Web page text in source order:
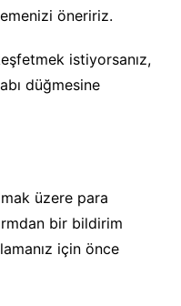
öneririz.
istiyorsanız,
düğmesine
üzere para
bir bildirim
için önce